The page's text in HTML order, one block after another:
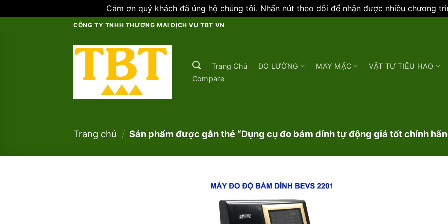
Cám ơn quý khách đã ủng hộ chúng tôi. Nhấn nút theo dõi để nhận được nhiều chương
CÔNG TY TNHH THƯƠNG MẠI DỊCH VỤ TBT VN
Trang Chủ ĐO LƯỜNG MAY MẶC
VẬT TƯ TIÊU HAO
Compare
Trang chủ / Sản phẩm được gắn thẻ “Dụng cụ đo bám dính tự động giá tốt chính